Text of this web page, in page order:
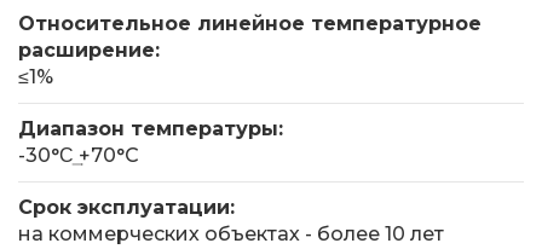
Относительное линейное температурное
расширение:
≤1%
Диапазон температуры:
-30°С͢ +70°С
Срок эксплуатации:
на коммерческих объектах - более 10 лет